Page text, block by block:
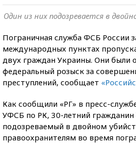
Один из них подозревается в
Пограничная служба ФСБ России
международных пунктах
двух граждан Украины. Они были
федеральный розыск за
преступлений, сообщает
Как сообщили «РГ» в пресс-
УФСБ по РК, 30-летний
подозреваемый в двойном
правоохранителям во время